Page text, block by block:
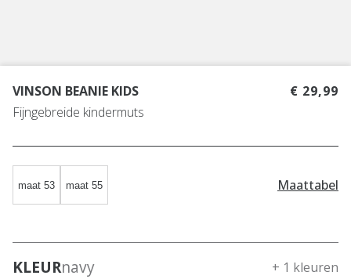
VINSON BEANIE KIDS
Fijngebreide kindermuts
€ 29,99
maat 53 maat 55 Maattabel
KLEURnavy + 1 kleuren